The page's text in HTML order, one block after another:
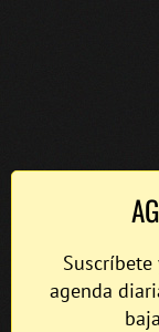
agenda